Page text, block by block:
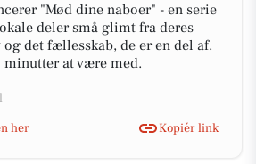
"Mød dine naboer" - en serie
deler små glimt fra deres
og det fællesskab, de er en del af.
minutter at være med.
her
Kopiér link